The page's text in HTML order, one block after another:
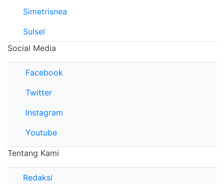
Simetrisnea
Sulsel
Social Media
Facebook
Twitter
Instagram
Youtube
Tentang Kami
Redaksi